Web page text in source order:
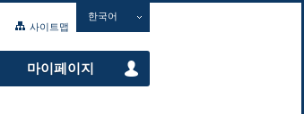
사이트맵
한국어
마이페이지